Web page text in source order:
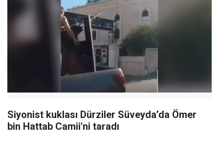
Siyonist kuklası Dürziler Süveyda’da Ömer
bin Hattab Camii'ni taradı